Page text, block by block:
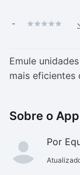
-
Emule
mais eficientes
Sobre o App
Por